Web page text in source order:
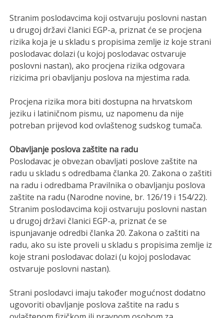
Stranim poslodavcima koji ostvaruju poslovni nastan
u drugoj državi članici EGP-a, priznat će se procjena
rizika koja je u skladu s propisima zemlje iz koje strani
poslodavac dolazi (u kojoj poslodavac ostvaruje
poslovni nastan), ako procjena rizika odgovara
rizicima pri obavljanju poslova na mjestima rada.
Procjena rizika mora biti dostupna na hrvatskom
jeziku i latiničnom pismu, uz napomenu da nije
potreban prijevod kod ovlaštenog sudskog tumača.
Obavljanje poslova zaštite na radu
Poslodavac je obvezan obavljati poslove zaštite na
radu u skladu s odredbama članka 20. Zakona o zaštiti
na radu i odredbama Pravilnika o obavljanju poslova
zaštite na radu (Narodne novine, br. 126/19 i 154/22).
Stranim poslodavcima koji ostvaruju poslovni nastan
u drugoj državi članici EGP-a, priznat će se
ispunjavanje odredbi članka 20. Zakona o zaštiti na
radu, ako su iste proveli u skladu s propisima zemlje iz
koje strani poslodavac dolazi (u kojoj poslodavac
ostvaruje poslovni nastan).
Strani poslodavci imaju također mogućnost dodatno
ugovoriti obavljanje poslova zaštite na radu s